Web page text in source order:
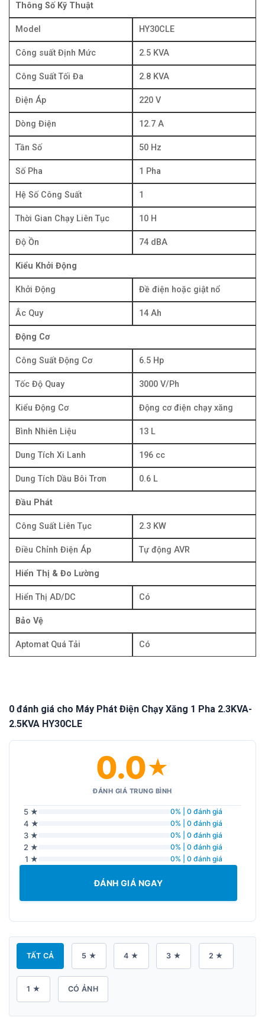
Thông Số Kỹ Thuật
Model HY30CLE
Công suất Định Mức 2.5 KVA
Công Suất Tối Đa 2.8 KVA
Điện Áp 220 V
Dòng Điện 12.7 A
Tần Số 50 Hz
Số Pha 1 Pha
Hệ Số Công Suất 1
Thời Gian Chạy Liên Tục 10 H
Độ Ồn 74 dBA
Kiểu Khởi Động
Khởi Động Đề điện hoặc giật nổ
Ắc Quy 14 Ah
Động Cơ
Công Suất Động Cơ 6.5 Hp
Tốc Độ Quay 3000 V/Ph
Kiểu Động Cơ Động cơ điện chạy xăng
Bình Nhiên Liệu 13 L
Dung Tích Xi Lanh 196 cc
Dung Tích Dầu Bôi Trơn 0.6 L
Đầu Phát
Công Suất Liên Tục 2.3 KW
Điều Chỉnh Điện Áp Tự động AVR
Hiển Thị & Đo Lường
Hiển Thị AD/DC Có
Bảo Vệ
Aptomat Quá Tải Có
0 đánh giá cho Máy Phát Điện Chạy Xăng 1 Pha 2.3KVA-
2.5KVA HY30CLE
0.0★
ĐÁNH GIÁ TRUNG BÌNH
5 ★ 0% | 0 đánh giá
4 ★ 0% | 0 đánh giá
3 ★ 0% | 0 đánh giá
2 ★ 0% | 0 đánh giá
1 ★ 0% | 0 đánh giá
ĐÁNH GIÁ NGAY
TẤT CẢ 5 ★ 4 ★ 3 ★ 2 ★
1 ★ CÓ ẢNH